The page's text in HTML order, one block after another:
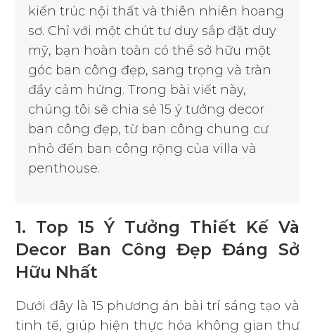
kiến trúc nội thất và thiên nhiên hoang
sơ. Chỉ với một chút tư duy sắp đặt duy
mỹ, bạn hoàn toàn có thể sở hữu một
góc ban công đẹp, sang trọng và tràn
đầy cảm hứng. Trong bài viết này,
chúng tôi sẽ chia sẻ 15 ý tưởng decor
ban công đẹp, từ ban công chung cư
nhỏ đến ban công rộng của villa và
penthouse.
1. Top 15 Ý Tưởng Thiết Kế Và
Decor Ban Công Đẹp Đáng Sở
Hữu Nhất
Dưới đây là 15 phương án bài trí sáng tạo và
tinh tế, giúp hiện thực hóa không gian thư